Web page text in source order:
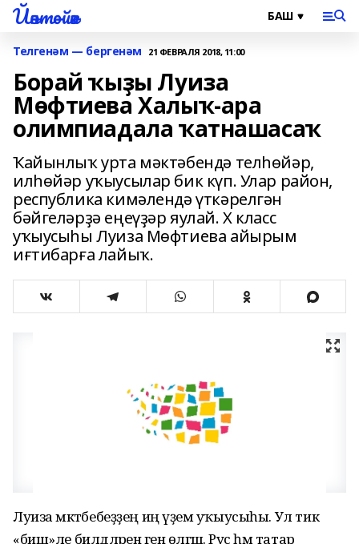
Йәнтөйәк
Телгенәм — бергенәм 21 ФЕВРАЛЯ 2018, 11:00
Борай ҡыҙы Луиза
Мөфтиева Халыҡ-ара
олимпиадала ҡатнашасаҡ
Ҡайынлыҡ урта мәктәбендә телһөйәр,
илһөйәр уҡыусылар бик күп. Улар район,
республика кимәлендә үткәрелгән
бәйгеләрҙә еңеүҙәр яулай. X класс
уҡыусыһы Луиза Мөфтиева айырым
иғтибарға лайыҡ.
Луиза мәктәбебеҙҙең иң әүҙем уҡыусыһы. Ул тик
«биш»ле билдәләренә генә өлгәшә. Рус һәм татар